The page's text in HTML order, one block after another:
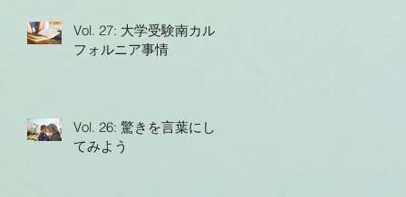
Vol. 27: 大学受験南カル
フォルニア事情
Vol. 26: 驚きを言葉にし
てみよう